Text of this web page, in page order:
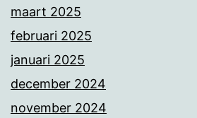
maart 2025
februari 2025
januari 2025
december 2024
november 2024